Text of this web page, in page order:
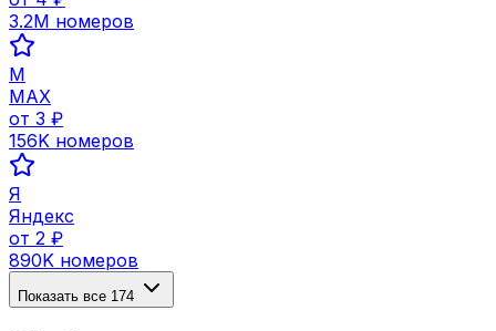
3.2M номеров
M
MAX
от 3 ₽
156K номеров
Я
Яндекс
от 2 ₽
890K номеров
Показать все 174